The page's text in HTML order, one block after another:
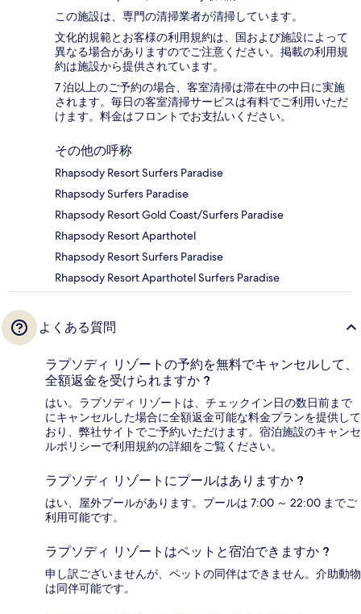
この施設は、専門の清掃業者が清掃しています。
文化的規範とお客様の利用規約は、国および施設によって
異なる場合がありますのでご注意ください。掲載の利用規
約は施設から提供されています。
7 泊以上のご予約の場合、客室清掃は滞在中の中日に実施
されます。毎日の客室清掃サービスは有料でご利用いただ
けます。料金はフロントでお支払いください。
その他の呼称
Rhapsody Resort Surfers Paradise
Rhapsody Surfers Paradise
Rhapsody Resort Gold Coast/Surfers Paradise
Rhapsody Resort Aparthotel
Rhapsody Resort Surfers Paradise
Rhapsody Resort Aparthotel Surfers Paradise
よくある質問
ラプソディ リゾートの予約を無料でキャンセルして、
全額返金を受けられますか ?
はい。ラプソディ リゾートは、チェックイン日の数日前まで
にキャンセルした場合に全額返金可能な料金プランを提供して
おり、弊社サイトでご予約いただけます。宿泊施設のキャンセ
ルポリシーで利用規約の詳細をご覧ください。
ラプソディ リゾートにプールはありますか ?
はい、屋外プールがあります。プールは 7:00 ～ 22:00 までご
利用可能です。
ラプソディ リゾートはペットと宿泊できますか ?
申し訳ございませんが、ペットの同伴はできません。介助動物
は同伴可能です。